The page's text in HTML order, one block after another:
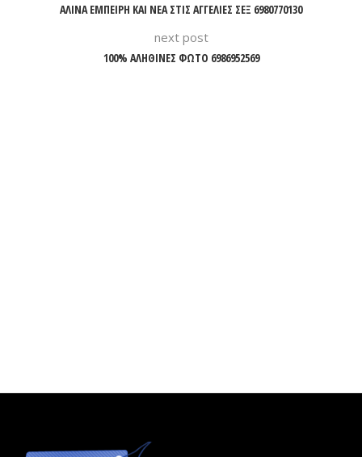
ΑΛΙΝΑ ΕΜΠΕΙΡΗ ΚΑΙ ΝΕΑ ΣΤΙΣ ΑΓΓΕΛΙΕΣ ΣΕΞ 6980770130
next post
100% ΑΛΗΘΙΝΕΣ ΦΩΤΟ 6986952569